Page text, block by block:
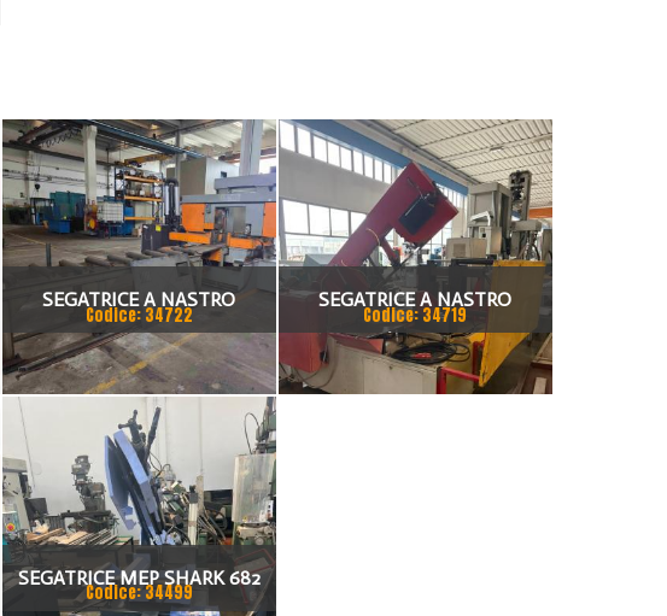
SEGATRICE A NASTRO
AUTOMATICA FIS 500
Codice: 34722
SEGATRICE A NASTRO
BIANCO/BTM 50.33 CNC
Codice: 34719
SEGATRICE MEP SHARK 682
Codice: 34499